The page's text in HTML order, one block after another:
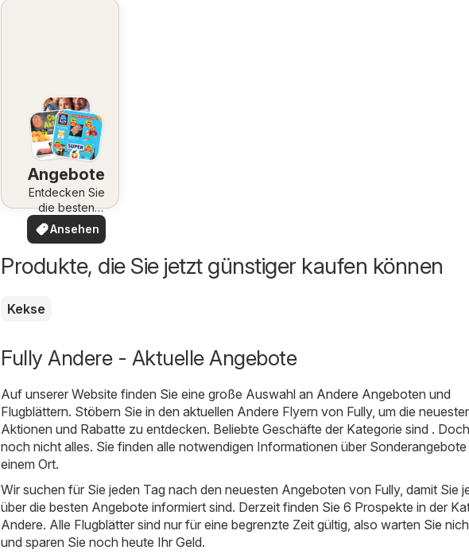
Angebote
Entdecken Sie
die besten
Angebote
Ansehen
Produkte, die Sie jetzt günstiger kaufen können
Kekse
Fully Andere - Aktuelle Angebote
Auf unserer Website finden Sie eine große Auswahl an Andere Angeboten und
Flugblättern. Stöbern Sie in den aktuellen Andere Flyern von Fully, um die
Aktionen und Rabatte zu entdecken. Beliebte Geschäfte der Kategorie sind .
noch nicht alles. Sie finden alle notwendigen Informationen über Sonderangebote
einem Ort.
Wir suchen für Sie jeden Tag nach den neuesten Angeboten von Fully, damit Sie
über die besten Angebote informiert sind. Derzeit finden Sie 6 Prospekte in der
Andere. Alle Flugblätter sind nur für eine begrenzte Zeit gültig, also warten Sie
und sparen Sie noch heute Ihr Geld.